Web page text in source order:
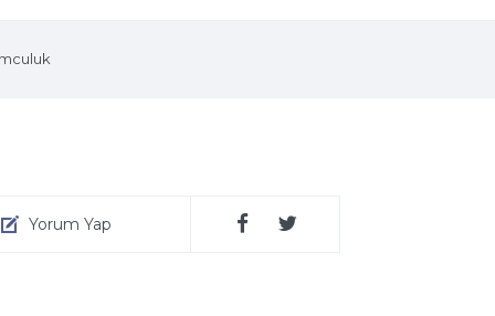
Yorum Yap